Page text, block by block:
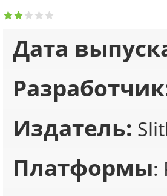
Дата
Издатель:
Платформы: